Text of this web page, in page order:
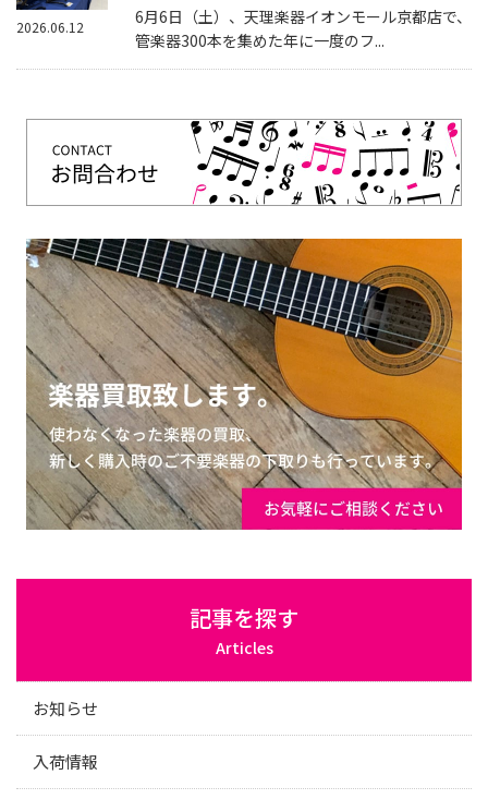
6月6日（土）、天理楽器イオンモール京都店で、
管楽器300本を集めた年に一度のフ...
2026.06.12
記事を探す
Articles
お知らせ
入荷情報